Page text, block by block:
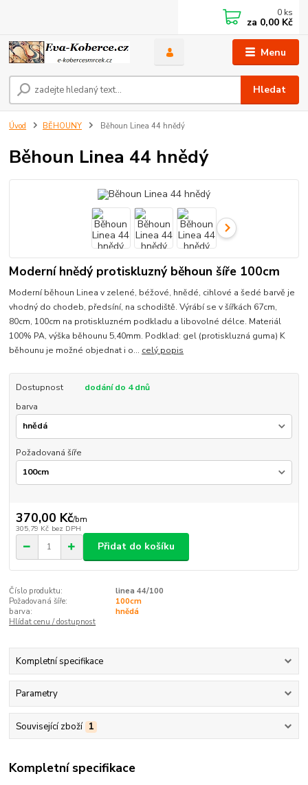
Menu
Hledat
0 ks
za 0,00 Kč
Úvod BĚHOUNY Běhoun Linea 44 hnědý
Běhoun Linea 44 hnědý
Moderní hnědý protiskluzný běhoun šíře 100cm
Moderní běhoun Linea v zelené, béžové, hnědé, cihlové a šedé barvě je
vhodný do chodeb, předsíní, na schodiště. Výrábí se v šířkách 67cm,
80cm, 100cm na protiskluzném podkladu a libovolné délce. Materiál
100% PA, výška běhounu 5,40mm. Podklad: gel (protiskluzná guma) K
běhounu je možné objednat i o... celý popis
Dostupnost
dodání do 4 dnů
barva
Požadovaná šíře
370,00 Kč/bm
305,79 Kč bez DPH
Přidat do košíku
Číslo produktu:
linea 44/100
Požadovaná šíře:
100cm
barva:
hnědá
Hlídat cenu / dostupnost
Kompletní specifikace
Parametry
Související zboží 1
Kompletní specifikace